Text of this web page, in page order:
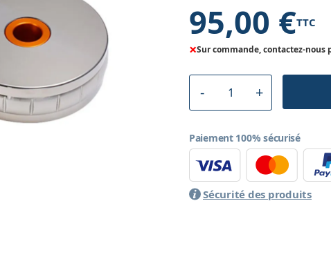
95,00 €TTC
×Sur commande, contactez-
Paiement 100% sécurisé
Sécurité des produits